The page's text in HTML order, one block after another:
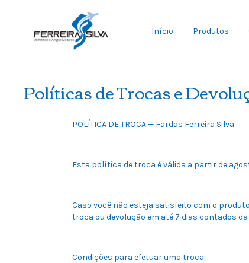
Início Produtos
Políticas de Trocas e
POLÍTICA DE TROCA — Fardas Ferreira Silva
Esta política de troca é válida a partir de
Caso você não esteja satisfeito com o
troca ou devolução em até 7 dias contados
Condições para efetuar uma troca: